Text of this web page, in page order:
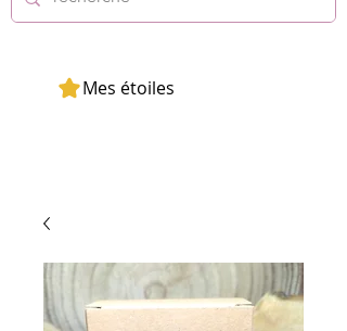
Mes étoiles